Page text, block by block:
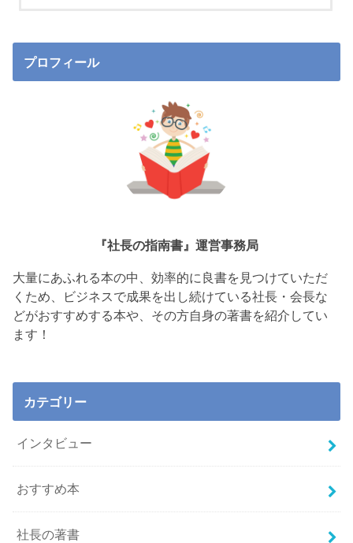
プロフィール
『社長の指南書』運営事務局
大量にあふれる本の中、効率的に良書を見つけていただ
くため、ビジネスで成果を出し続けている社長・会長な
どがおすすめする本や、その方自身の著書を紹介してい
ます！
カテゴリー
インタビュー
おすすめ本
社長の著書